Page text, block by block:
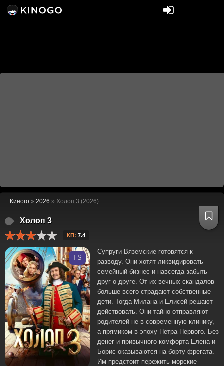
Киного » 2026 » Холоп 3 (2026)
Холоп 3
КП: 7.4
TS
Супруги Вяземские готовятся к
разводу. Они хотят ликвидировать
семейный бизнес и навсегда забыть
друг о друге. От их вечных скандалов
больше всего страдают собственные
дети. Тогда Милана и Елисей решают
действовать. Они тайно отправляют
родителей не в современную клинику,
а прямиком в эпоху Петра Первого. Без
денег и привычного комфорта Елена и
Борис оказываются на борту фрегата.
Им предстоит пережить морские